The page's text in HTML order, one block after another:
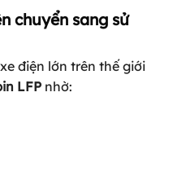
chuyển sang sử
điện lớn trên thế giới
LFP nhờ: